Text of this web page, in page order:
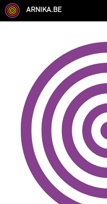
ARNIKA.BE
AUTRE COMPÉTENCE
LANGUES PARLÉES
CHEVEUX
CORPULENCE
ANNULER LES FILTRES